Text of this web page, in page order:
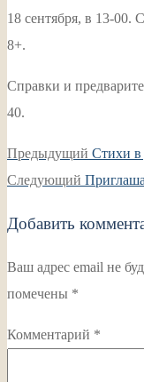
18 сентября, в 13-00.
8+.
Справки и
40.
Навигация
по
Предыдущий
запись:
Стихи в
Следующий
Добавить
Ваш адрес email не
помечены *
Комментарий *